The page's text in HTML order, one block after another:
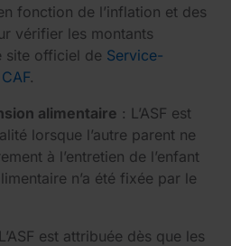
fonction de l’inflation et des
vérifier les montants
site officiel de Service-
CAF.
alimentaire : L’ASF est
lorsque l’autre parent ne
à l’entretien de l’enfant
n’a été fixée par le
est attribuée dès que les